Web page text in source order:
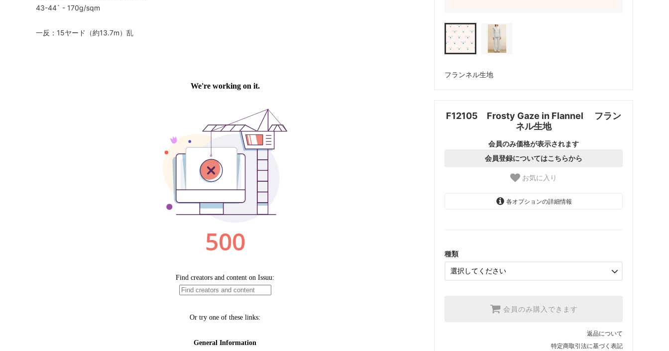
フランネル生地
F12105 Frosty Gaze in Flannel フラン
ネル生地
会員のみ価格が表示されます
会員登録についてはこちらから
お気に入り
各オプションの詳細情報
【2026/9/20〆10月発送予定
種類
会員のみ購入できます
返品について
特定商取引法に基づく表記
43-44` - 170g/sqm
一反：15ヤード（約13.7m）乱